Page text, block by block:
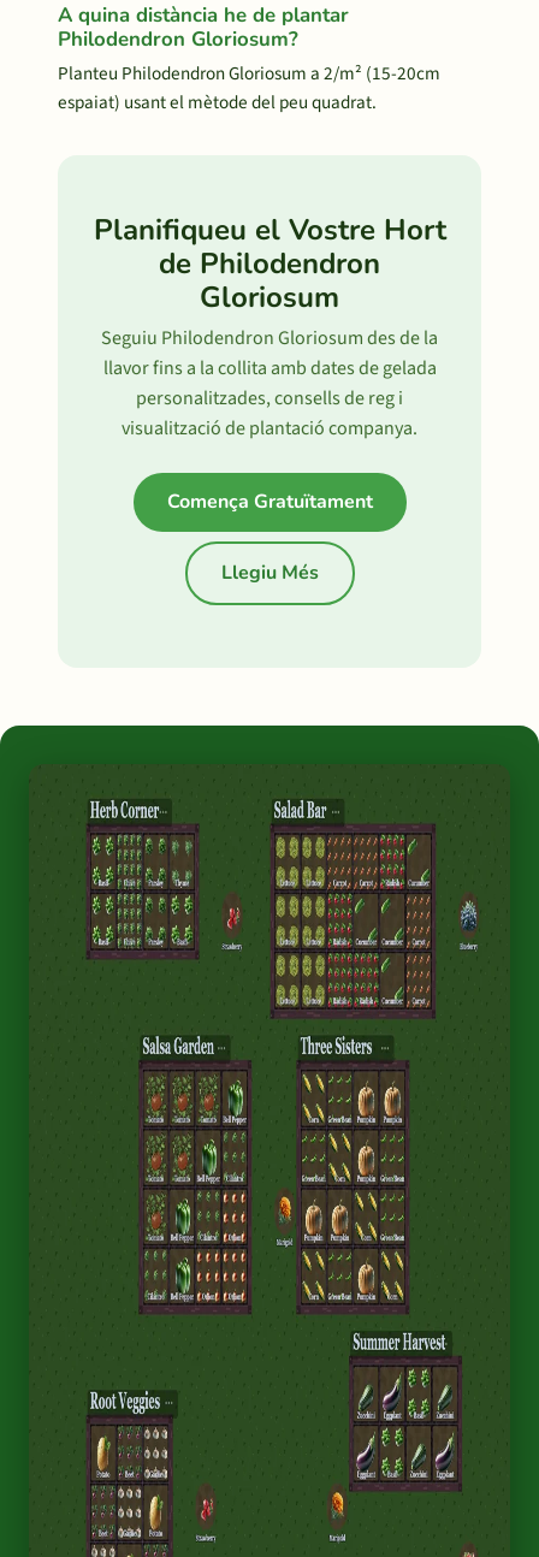
A quina distància he de plantar
Philodendron Gloriosum?
Planteu Philodendron Gloriosum a 2/m² (15-20cm
espaiat) usant el mètode del peu quadrat.
Planifiqueu el Vostre Hort
de Philodendron
Gloriosum
Seguiu Philodendron Gloriosum des de la
llavor fins a la collita amb dates de gelada
personalitzades, consells de reg i
visualització de plantació companya.
Comença Gratuïtament
Llegiu Més